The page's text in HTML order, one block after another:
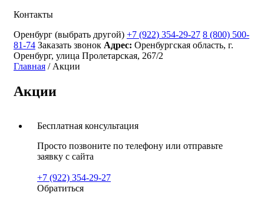
Контакты
Оренбург (выбрать другой) +7 (922) 354-29-27 8 (800) 500-
81-74 Заказать звонок Адрес: Оренбургская область, г.
Оренбург, улица Пролетарская, 267/2
Главная / Акции
Акции
Бесплатная консультация
Просто позвоните по телефону или отправьте
заявку с сайта
+7 (922) 354-29-27
Обратиться